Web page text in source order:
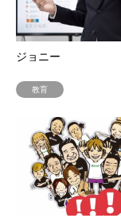
ジョニー
教育